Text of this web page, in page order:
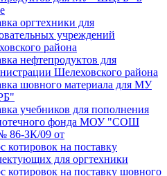
оргтехники для
учреждений
района
нефтепродуктов для
Шелеховского района
шовного материала для МУ
учебников для пополнения
фонда МОУ "СОШ
86-ЗК/09 от
котировок на поставку
для оргтехники
котировок на поставку шовного